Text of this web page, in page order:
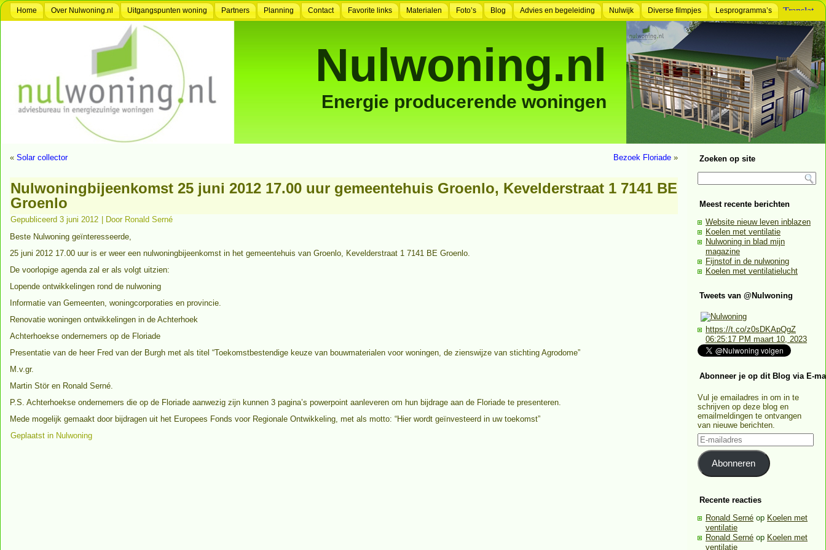
Home Over Nulwoning.nl Uitgangspunten woning Partners Planning Contact Favorite links Materialen Foto’s Blog Advies en begeleiding Nulwijk Diverse filmpjes Lesprogramma’s
Nulwoning.nl
Energie producerende woningen
« Solar collector Bezoek Floriade »
Nulwoningbijeenkomst 25 juni 2012 17.00 uur gemeentehuis Groenlo, Kevelderstraat 1 7141 BE
Groenlo
Gepubliceerd 3 juni 2012 Door Ronald Serné
Beste Nulwoning geïnteresseerde,
25 juni 2012 17.00 uur is er weer een nulwoningbijeenkomst in het gemeentehuis van Groenlo, Kevelderstraat 1 7141 BE Groenlo.
De voorlopige agenda zal er als volgt uitzien:
Lopende ontwikkelingen rond de nulwoning
Informatie van Gemeenten, woningcorporaties en provincie.
Renovatie woningen ontwikkelingen in de Achterhoek
Achterhoekse ondernemers op de Floriade
Presentatie van de heer Fred van der Burgh met als titel “Toekomstbestendige keuze van bouwmaterialen voor woningen, de zienswijze van stichting Agrodome”
M.v.gr.
Martin Stör en Ronald Serné.
P.S. Achterhoekse ondernemers die op de Floriade aanwezig zijn kunnen 3 pagina’s powerpoint aanleveren om hun bijdrage aan de Floriade te presenteren.
Mede mogelijk gemaakt door bijdragen uit het Europees Fonds voor Regionale Ontwikkeling, met als motto: “Hier wordt geïnvesteerd in uw toekomst”
Geplaatst in Nulwoning
Zoeken op site
Meest recente berichten
Website nieuw leven inblazen
Koelen met ventilatie
Nulwoning in blad mijn
magazine
Fijnstof in de nulwoning
Koelen met ventilatielucht
Tweets van @Nulwoning
https://t.co/z0sDKApQgZ
06:25:17 PM maart 10, 2023
Abonneer je op dit Blog via E-
Vul je emailadres in om in te
schrijven op deze blog en
emailmeldingen te ontvangen
van nieuwe berichten.
E-
mailadres
Abonneren
Recente reacties
Ronald Serné op Koelen met
ventilatie
Ronald Serné op Koelen met
ventilatie